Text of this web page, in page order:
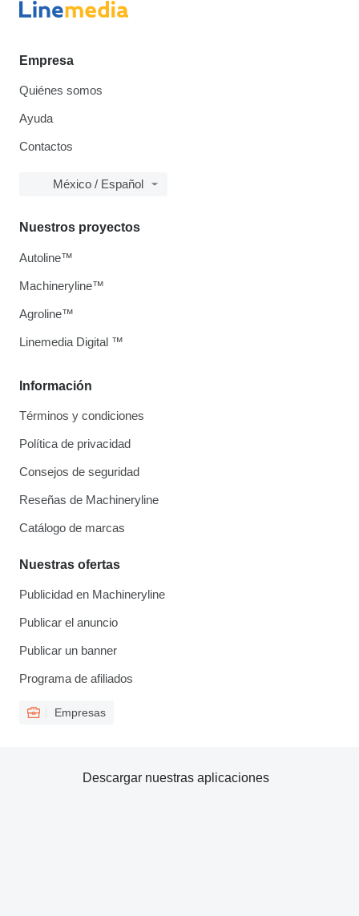
Empresa
Quiénes somos
Ayuda
Contactos
México / Español
Información
Términos y condiciones
Política de privacidad
Consejos de seguridad
Reseñas de Machineryline
Catálogo de marcas
Nuestras ofertas
Publicidad en Machineryline
Publicar el anuncio
Publicar un banner
Programa de afiliados
Empresas
Nuestros proyectos
Autoline™
Machineryline™
Agroline™
Linemedia Digital ™
Descargar nuestras aplicaciones